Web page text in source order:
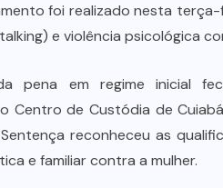
foi realizado nesta
e violência psicológica
pena em regime inicial
Centro de Custódia de
reconheceu as
e familiar contra a mulher.